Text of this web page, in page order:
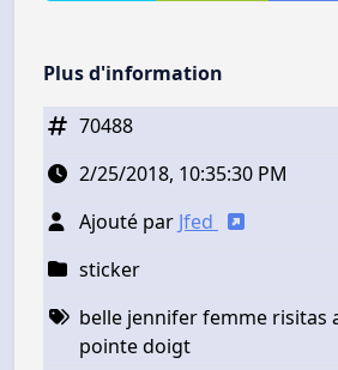
Plus d'information
70488
2/25/2018, 10:35:30 PM
Ajouté par Jfed
sticker
belle jennifer femme risitas
pointe doigt